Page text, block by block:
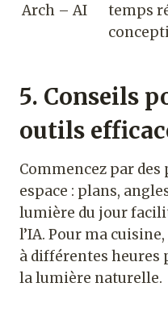
Arch – AI
temps
5. Conseils
outils
Commencez par
espace : plans,
lumière du jour
l’IA. Pour ma
à différentes heures
la lumière naturelle.